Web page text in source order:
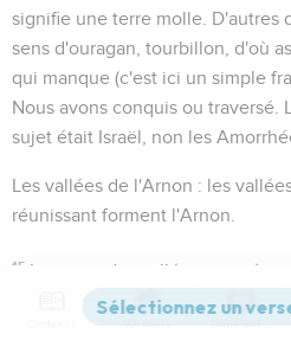
signifie une terre molle .
sens d'ouragan, tourbillon , d'où
qui manque (c'est ici un simple
Nous avons conquis ou traversé
sujet était Israël, non les
Les vallées de l'Arnon : les
réunissant forment l'Arnon.
15 La pente des vallées
:
sous-entendu ; ce sont les
forment la vallée de ce fleuve.
Versions Commentaires